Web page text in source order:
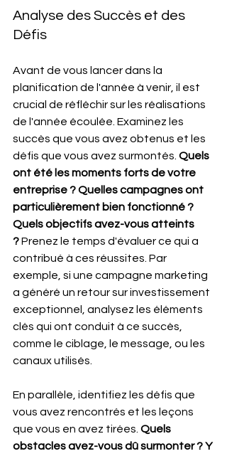
Analyse des Succès et des
Défis
Avant de vous lancer dans la
planification de l'année à venir, il est
crucial de réfléchir sur les réalisations
de l'année écoulée. Examinez les
succès que vous avez obtenus et les
défis que vous avez surmontés. Quels
ont été les moments forts de votre
entreprise ? Quelles campagnes ont
particulièrement bien fonctionné ?
Quels objectifs avez-vous atteints
? Prenez le temps d'évaluer ce qui a
contribué à ces réussites. Par
exemple, si une campagne marketing
a généré un retour sur investissement
exceptionnel, analysez les éléments
clés qui ont conduit à ce succès,
comme le ciblage, le message, ou les
canaux utilisés.
En parallèle, identifiez les défis que
vous avez rencontrés et les leçons
que vous en avez tirées. Quels
obstacles avez-vous dû surmonter ? Y